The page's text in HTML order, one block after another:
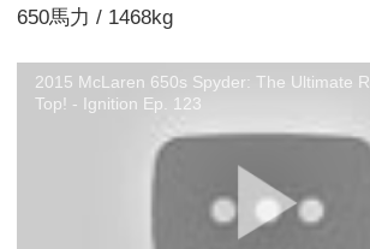
650馬力 / 1468kg
2015 McLaren 650s Spyder: The Ultimate
Top! - Ignition Ep. 123